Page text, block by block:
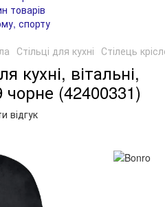
Стільці для кухні Стілець
кухні, вітальні,
(42400331)
відгук